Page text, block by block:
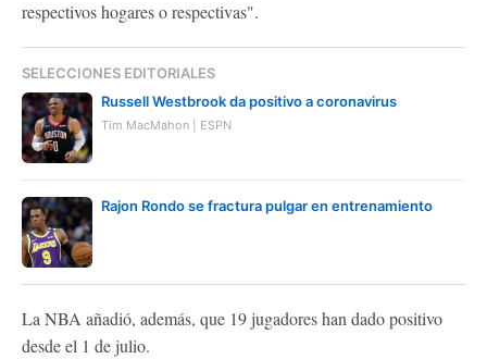
respectivos hogares o respectivas".
SELECCIONES EDITORIALES
Russell Westbrook da positivo a coronavirus
Tim MacMahon | ESPN
Rajon Rondo se fractura pulgar en entrenamiento
La NBA añadió, además, que 19 jugadores han dado positivo
desde el 1 de julio.